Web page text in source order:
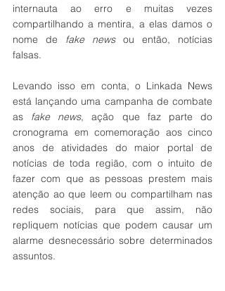
internauta ao erro e muitas vezes
compartilhando a mentira, a elas damos o
nome de fake news ou então, notícias
falsas.
Levando isso em conta, o Linkada News
está lançando uma campanha de combate
as fake news, ação que faz parte do
cronograma em comemoração aos cinco
anos de atividades do maior portal de
notícias de toda região, com o intuito de
fazer com que as pessoas prestem mais
atenção ao que leem ou compartilham nas
redes sociais, para que assim, não
repliquem notícias que podem causar um
alarme desnecessário sobre determinados
assuntos.